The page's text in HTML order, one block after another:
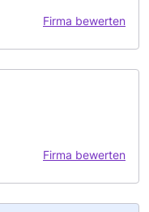
Firma bewerten
Firma bewerten